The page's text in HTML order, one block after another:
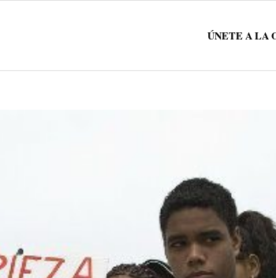
ÚNETE A LA